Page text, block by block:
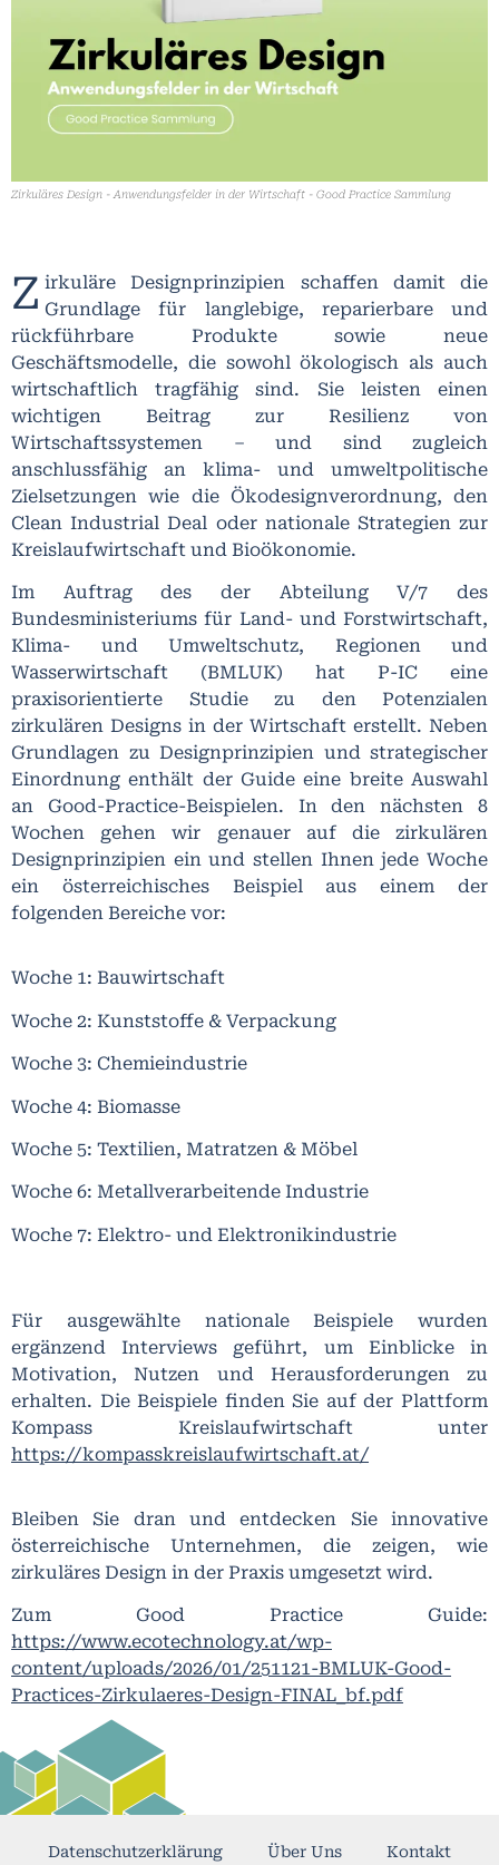
Zirkuläres Design - Anwendungsfelder in der Wirtschaft - Good Practice Sammlung
Z irkuläre Designprinzipien schaffen damit die
Grundlage für langlebige, reparierbare und
rückführbare Produkte sowie neue
Geschäftsmodelle, die sowohl ökologisch als auch
wirtschaftlich tragfähig sind. Sie leisten einen
wichtigen Beitrag zur Resilienz von
Wirtschaftssystemen – und sind zugleich
anschlussfähig an klima- und umweltpolitische
Zielsetzungen wie die Ökodesignverordnung, den
Clean Industrial Deal oder nationale Strategien zur
Kreislaufwirtschaft und Bioökonomie.
Im Auftrag des der Abteilung V/7 des
Bundesministeriums für Land- und Forstwirtschaft,
Klima- und Umweltschutz, Regionen und
Wasserwirtschaft (BMLUK) hat P-IC eine
praxisorientierte Studie zu den Potenzialen
zirkulären Designs in der Wirtschaft erstellt. Neben
Grundlagen zu Designprinzipien und strategischer
Einordnung enthält der Guide eine breite Auswahl
an Good-Practice-Beispielen. In den nächsten 8
Wochen gehen wir genauer auf die zirkulären
Designprinzipien ein und stellen Ihnen jede Woche
ein österreichisches Beispiel aus einem der
folgenden Bereiche vor:
Woche 1: Bauwirtschaft
Woche 2: Kunststoffe & Verpackung
Woche 3: Chemieindustrie
Woche 4: Biomasse
Woche 5: Textilien, Matratzen & Möbel
Woche 6: Metallverarbeitende Industrie
Woche 7: Elektro- und Elektronikindustrie
Für ausgewählte nationale Beispiele wurden
ergänzend Interviews geführt, um Einblicke in
Motivation, Nutzen und Herausforderungen zu
erhalten. Die Beispiele finden Sie auf der Plattform
Kompass Kreislaufwirtschaft unter
https://kompasskreislaufwirtschaft.at/
Bleiben Sie dran und entdecken Sie innovative
österreichische Unternehmen, die zeigen, wie
zirkuläres Design in der Praxis umgesetzt wird.
Zum Good Practice Guide:
https://www.ecotechnology.at/wp-
content/uploads/2026/01/251121-BMLUK-Good-
Practices-Zirkulaeres-Design-FINAL_bf.pdf
Datenschutzerklärung Über Uns Kontakt